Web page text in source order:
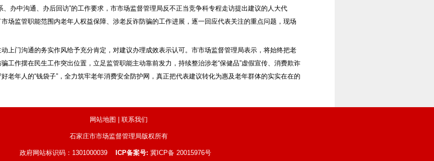
、办中沟通、办后回访”的工作要求，市市场监督管理局反不正当竞争科专程走访提出建议的人大代
场监管职能范围内老年人权益保障、涉老反诈防骗的工作进展，逐一回应代表关注的重点问题，现场
上门沟通的务实作风给予充分肯定，对建议办理成效表示认可。市市场监督管理局表示，将始终把老
工作摆在民生工作突出位置，立足监管职能主动靠前发力，持续整治涉老“保健品”虚假宣传、消费欺诈
老年人的“钱袋子”，全力筑牢老年消费安全防护网，真正把代表建议转化为惠及老年群体的实实在在的